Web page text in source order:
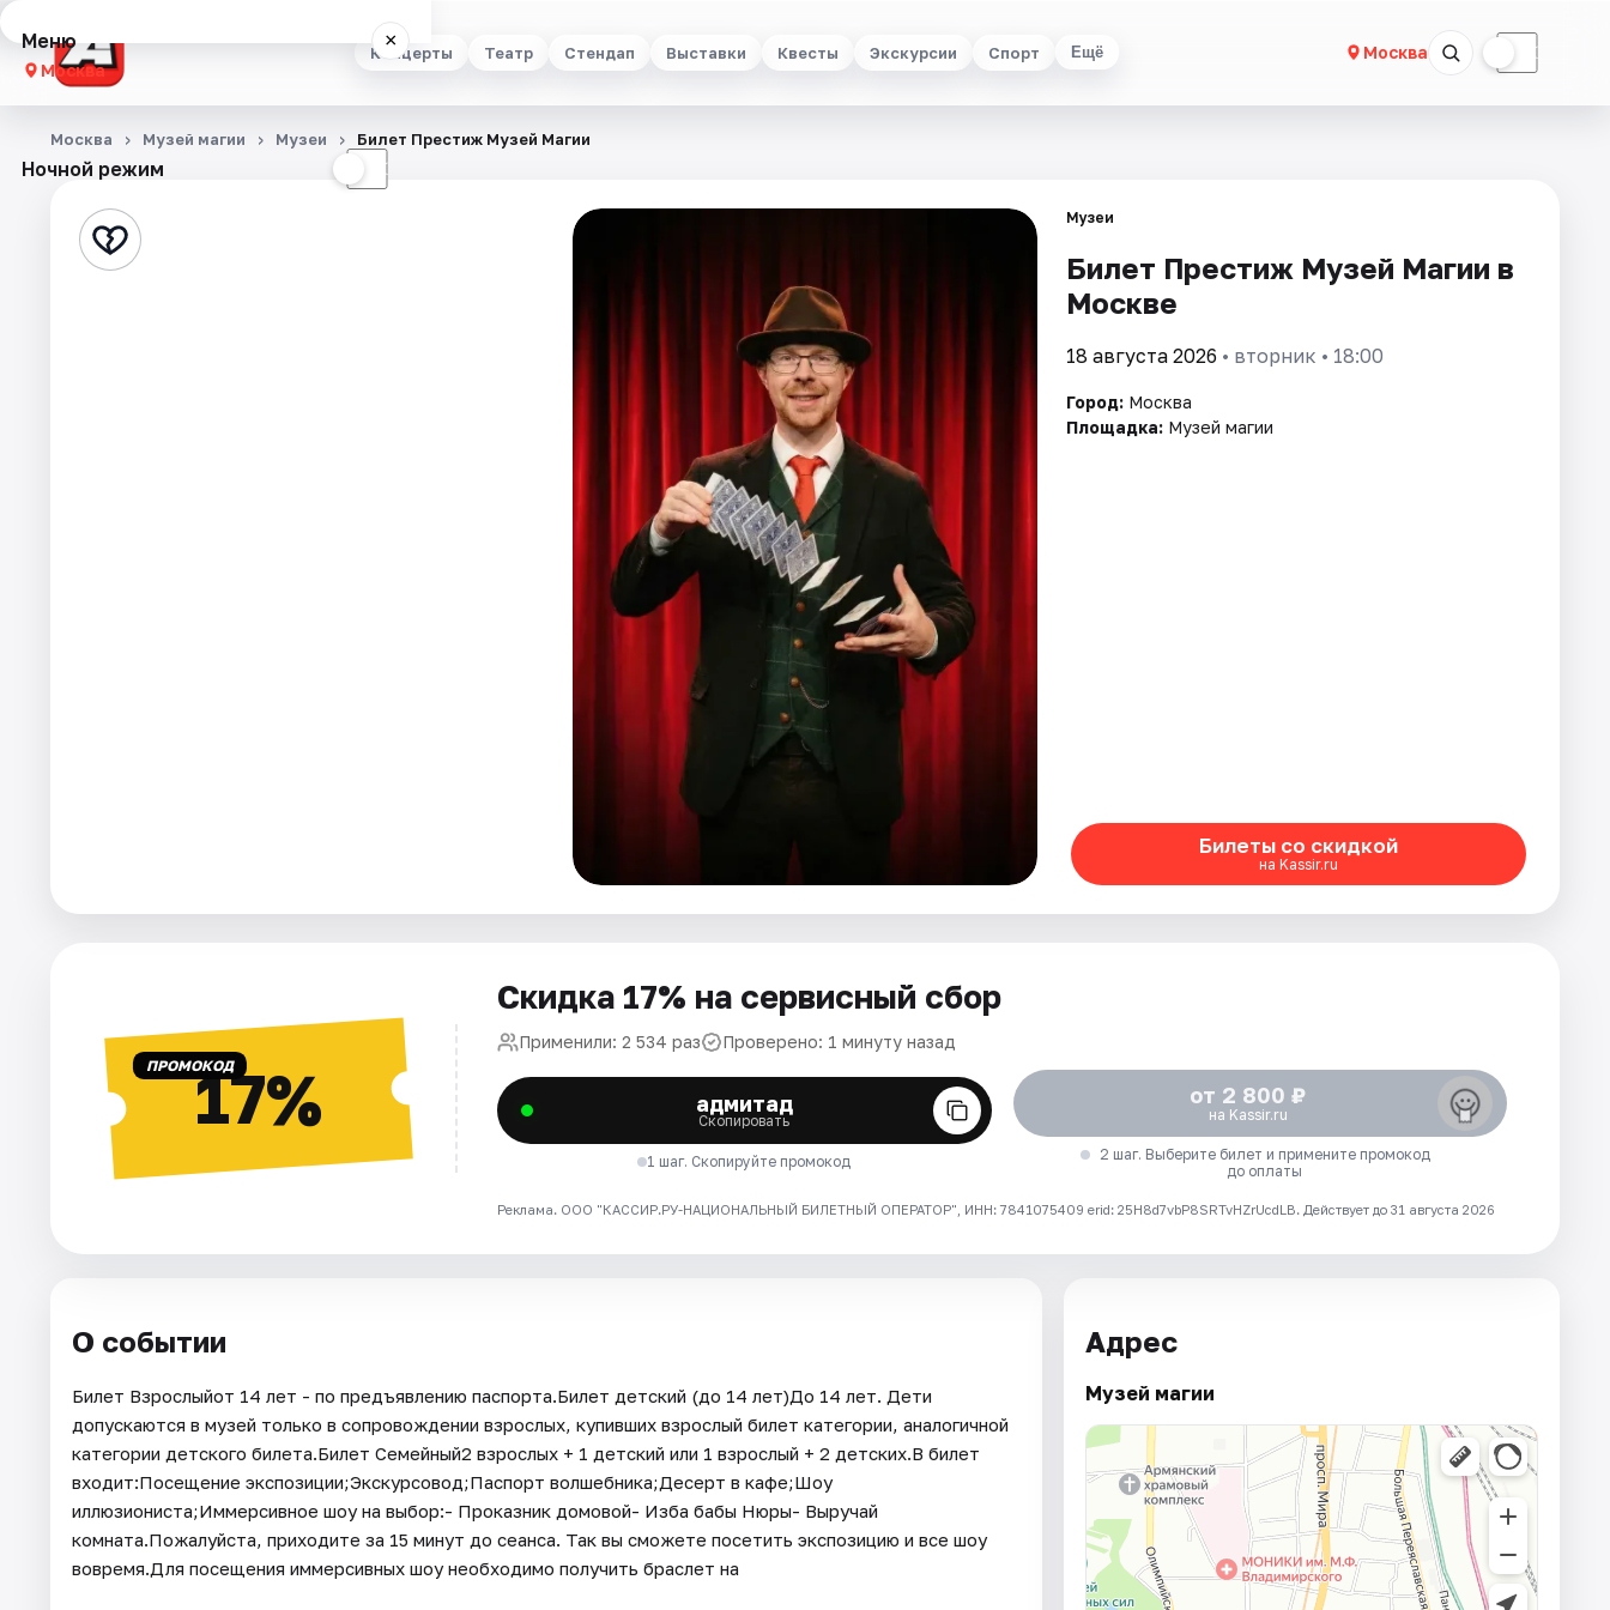
Концерты Театр Стендап Выставки Квесты Экскурсии Спорт Ещё Москва ☾
Меню ×
Москва
Концерты
Стендап
Ночной режим ☾
Москва Музей магии Музеи Билет Престиж Музей Магии
Музеи
Билет Престиж Музей Магии в
Москве
18 августа 2026 • вторник • 18:00
Город: Москва
Площадка: Музей магии
Билеты со скидкой
на Kassir.ru
ПРОМОКОД17%
Скидка 17% на сервисный сбор
Применили: 2 534 раз Проверено: 1 минуту назад
адмитад
Скопировать
1 шаг. Скопируйте промокод
от 2 800 ₽
на Kassir.ru
2 шаг. Выберите билет и примените промокод
до оплаты
Реклама. ООО "КАССИР.РУ-НАЦИОНАЛЬНЫЙ БИЛЕТНЫЙ ОПЕРАТОР", ИНН: 7841075409 erid: 25H8d7vbP8SRTvHZrUcdLB. Действует до 31 августа 2026
О событии
Билет Взрослыйот 14 лет - по предъявлению паспорта.Билет детский (до 14 лет)До 14 лет. Дети
допускаются в музей только в сопровождении взрослых, купивших взрослый билет категории, аналогичной
категории детского билета.Билет Семейный2 взрослых + 1 детский или 1 взрослый + 2 детских.В билет
входит:Посещение экспозиции;Экскурсовод;Паспорт волшебника;Десерт в кафе;Шоу
иллюзиониста;Иммерсивное шоу на выбор:- Проказник домовой- Изба бабы Нюры- Выручай
комната.Пожалуйста, приходите за 15 минут до сеанса. Так вы сможете посетить экспозицию и все шоу
вовремя.Для посещения иммерсивных шоу необходимо получить браслет на
Адрес
Музей магии